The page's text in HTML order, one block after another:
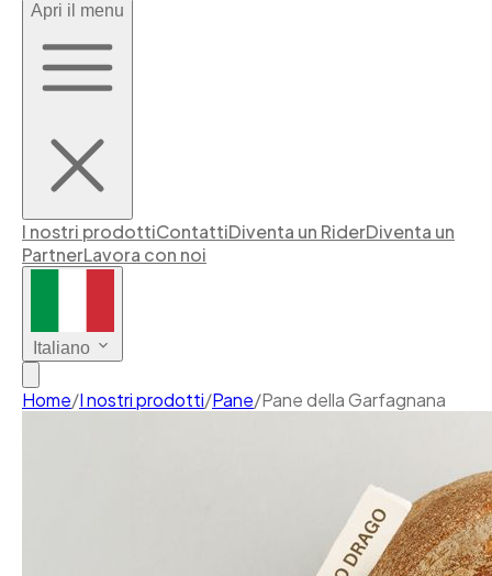
Apri il menu
I nostri prodottiContattiDiventa un RiderDiventa un
PartnerLavora con noi
Italiano
Home/I nostri prodotti/Pane/Pane della Garfagnana